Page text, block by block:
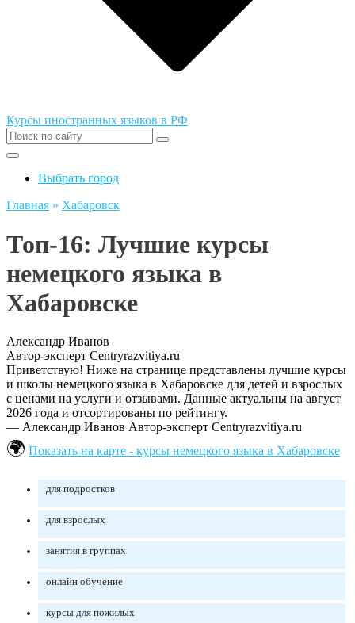
Курсы иностранных языков в РФ
Выбрать город
Главная » Хабаровск
Топ-16: Лучшие курсы
немецкого языка в
Хабаровске
Александр Иванов
Автор-эксперт Centryrazvitiya.ru
Приветствую! Ниже на странице представлены лучшие курсы
и школы немецкого языка в Хабаровске для детей и взрослых
с ценами на услуги и отзывами. Данные актуальны на август
2026 года и отсортированы по рейтингу.
— Александр Иванов Автор-эксперт Centryrazvitiya.ru
Показать на карте - курсы немецкого языка в Хабаровске
для подростков
для взрослых
занятия в группах
онлайн обучение
курсы для пожилых